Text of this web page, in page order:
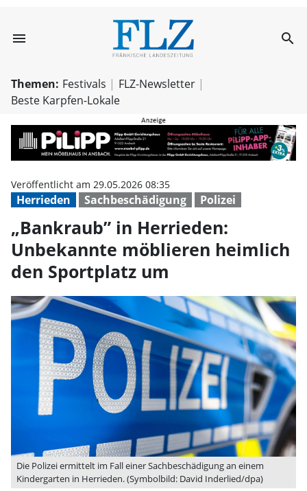
menu „Bankraub” insearch
Themen: Festivals
FLZ-Newsletter
Beste Karpfen-Lokale
Herrieden Sachbeschädigung Polizei
Veröffentlicht am 29.05.2026 08:35
„Bankraub” in Herrieden:
Unbekannte möblieren heimlich
den Sportplatz um
Die Polizei ermittelt im Fall einer Sachbeschädigung an einem
Kindergarten in Herrieden. (Symbolbild: David Inderlied/dpa)